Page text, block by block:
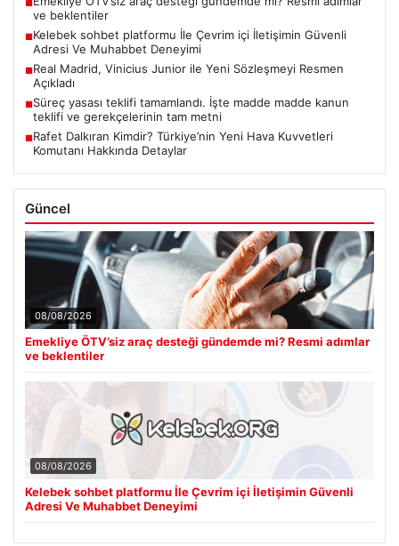
■
ve beklentiler
■Kelebek sohbet platformu İle Çevrim içi İletişimin Güvenli
Adresi Ve Muhabbet Deneyimi
■Real Madrid, Vinicius Junior ile Yeni Sözleşmeyi Resmen
Açıkladı
■Süreç yasası teklifi tamamlandı. İşte madde madde kanun
teklifi ve gerekçelerinin tam metni
■Rafet Dalkıran Kimdir? Türkiye’nin Yeni Hava Kuvvetleri
Komutanı Hakkında Detaylar
Güncel
08/08/2026
Emekliye ÖTV’siz araç desteği gündemde mi? Resmi adımlar
ve beklentiler
08/08/2026
Kelebek sohbet platformu İle Çevrim içi İletişimin Güvenli
Adresi Ve Muhabbet Deneyimi